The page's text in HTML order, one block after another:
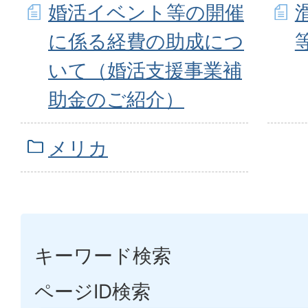
婚活イベント等の開催
に係る経費の助成につ
いて（婚活支援事業補
助金のご紹介）
メリカ
キーワード検索
ページID検索